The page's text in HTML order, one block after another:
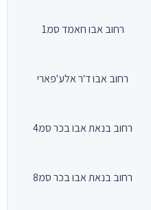
רחוב אבו חאמד סמ1
רחוב אבו ד'ר אלע'פארי
רחוב בנאת אבו בכר סמ4
רחוב בנאת אבו בכר סמ8